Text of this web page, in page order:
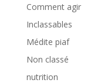
Comment agir
Inclassables
Médite piaf
Non classé
nutrition